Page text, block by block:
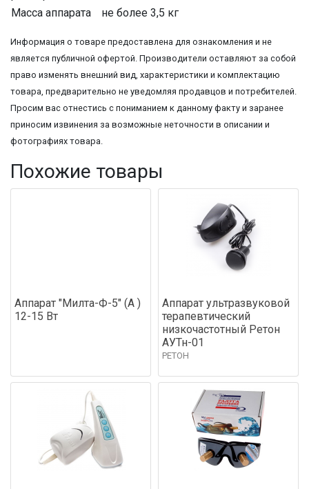
Масса аппарата
не более 3,5 кг
Информация о товаре предоставлена для ознакомления и не
является публичной офертой. Производители оставляют за собой
право изменять внешний вид, характеристики и комплектацию
товара, предварительно не уведомляя продавцов и потребителей.
Просим вас отнестись с пониманием к данному факту и заранее
приносим извинения за возможные неточности в описании и
фотографиях товара.
Похожие товары
Аппарат "Милта-Ф-5" (А )
12-15 Вт
Аппарат ультразвуковой
терапевтический
низкочастотный Ретон
АУТн-01
РЕТОН